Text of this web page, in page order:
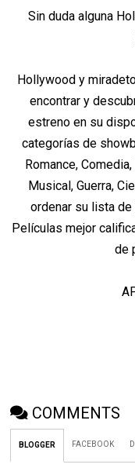
Sin duda alguna
Hollywood y
encontrar y
estreno en su
categorías de
Romance,
Musical, Guerra,
ordenar su lista
Películas mejor
de
COMMENTS
BLOGGER FACEBOOK